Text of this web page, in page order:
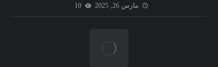
مارس 26, 2025
10